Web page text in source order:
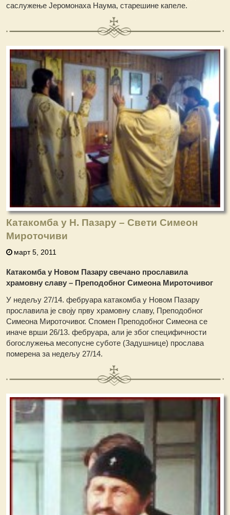
саслужење Јеромонаха Наума, старешине капеле.
Катакомба у Н. Пазару – Свети Симеон
Мироточиви
март 5, 2011
Катакомба у Новом Пазару свечано прославила
храмовну славу – Преподобног Симеона Мироточивог
У недељу 27/14. фебруара катакомба у Новом Пазару
прославила је своју прву храмовну славу, Преподобног
Симеона Мироточивог. Спомен Преподобног Симеона се
иначе врши 26/13. фебруара, али је због специфичности
богослужења месопусне суботе (Задушнице) прослава
померена за недељу 27/14.